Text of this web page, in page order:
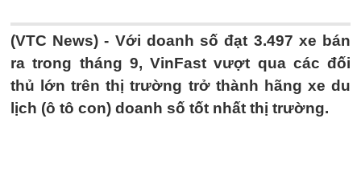
(VTC News) - Với doanh số đạt 3.497 xe bán
ra trong tháng 9, VinFast vượt qua các đối
thủ lớn trên thị trường trở thành hãng xe du
lịch (ô tô con) doanh số tốt nhất thị trường.